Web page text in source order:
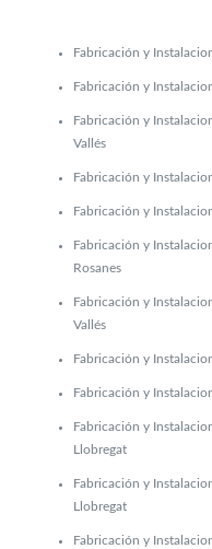
Fabricación y
Fabricación y
Fabricación y
Vallés
Fabricación y
Fabricación y
Fabricación y
Rosanes
Fabricación y
Vallés
Fabricación y
Fabricación y
Fabricación y
Llobregat
Fabricación y
Llobregat
Fabricación y